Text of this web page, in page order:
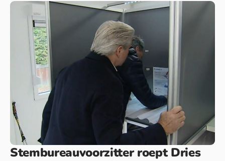
Stembureauvoorzitter roept Dries